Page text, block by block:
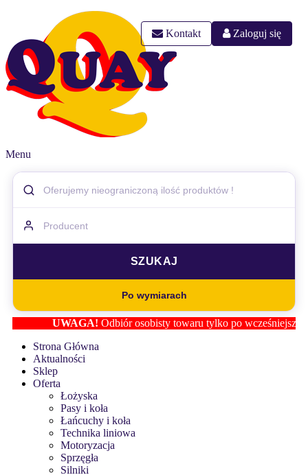
Kontakt Zaloguj się
Menu
Po wymiarach
UWAGA!Odbiór osobisty towaru tylko po wcześniejszym
Strona Główna
Aktualności
Sklep
Oferta
Łożyska
Pasy i koła
Łańcuchy i koła
Technika liniowa
Motoryzacja
Sprzęgła
Silniki